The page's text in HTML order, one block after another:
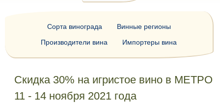
Скидка 30% на игристое вино в МЕТРО
11 - 14 ноября 2021 года
Сорта винограда
Винные регионы
Производители вина
Импортеры вина